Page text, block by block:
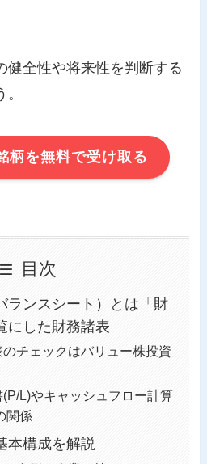
健全性や将来性を判断する
柄を無料で受け取る
目次
ランスシート）とは「財
にした財務諸表
チェックはバリュー株投資
L)やキャッシュフロー計算
関係
本構成を解説